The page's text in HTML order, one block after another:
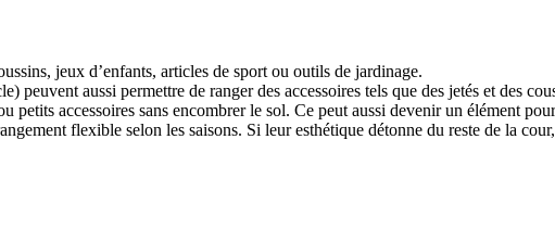
jeux d’enfants, articles de sport ou outils de jardinage.
peuvent aussi permettre de ranger des accessoires tels que des jetés et des
petits accessoires sans encombrer le sol. Ce peut aussi devenir un élément
flexible selon les saisons. Si leur esthétique détonne du reste de la